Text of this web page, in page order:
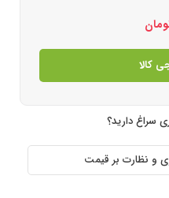
کالا
سراغ دارید؟
و نظارت بر قیمت